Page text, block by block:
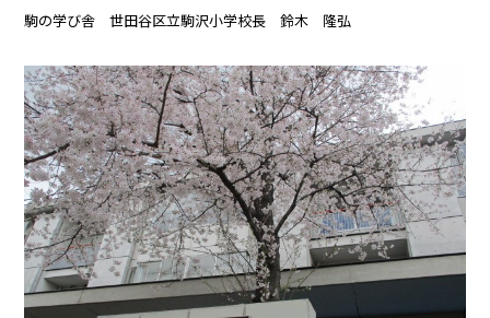
駒の学び舎 世田谷区立駒沢小学校長 鈴木 隆弘